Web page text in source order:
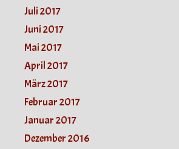
Juli 2017
Juni 2017
Mai 2017
April 2017
März 2017
Februar 2017
Januar 2017
Dezember 2016